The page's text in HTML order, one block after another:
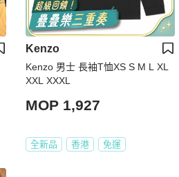
Kenzo
Kenzo 男士 長袖T恤XS S M L XL
XXL XXXL
MOP 1,927
全新品 香港 免運